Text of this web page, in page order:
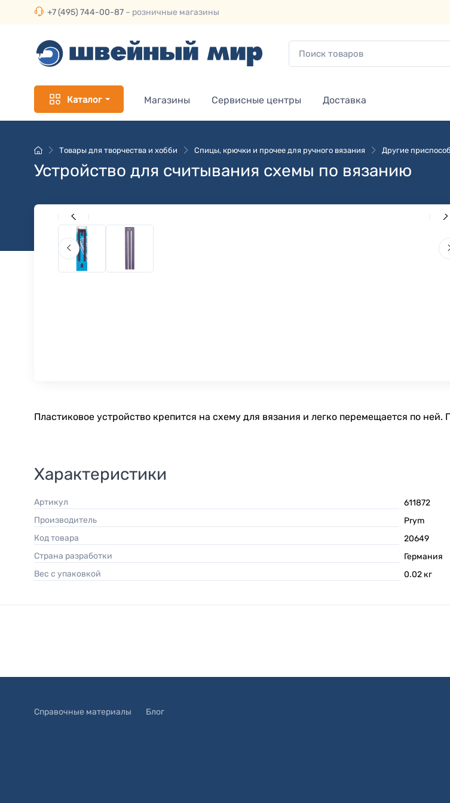
+7 (495) 744-00-87 – розничные магазины
Каталог Магазины Сервисные центры Доставка
Товары для творчества и хобби Спицы, крючки и прочее для ручного вязания Другие
Устройство для считывания схемы по вязанию
Пластиковое устройство крепится на схему для вязания и легко перемещается по
Характеристики
Артикул
611872
Производитель
Prym
Код товара
20649
Страна разработки
Германия
Вес с упаковкой
0.02 кг
Справочные материалы Блог